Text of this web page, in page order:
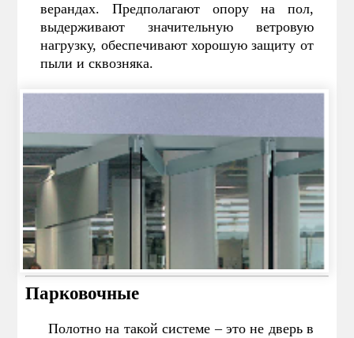
верандах. Предполагают опору на пол,
выдерживают значительную ветровую
нагрузку, обеспечивают хорошую защиту от
пыли и сквозняка.
Парковочные
Полотно на такой системе – это не дверь в